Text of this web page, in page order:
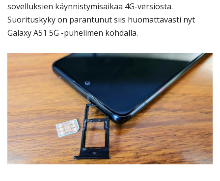
sovelluksien käynnistymisaikaa 4G-versiosta.
Suorituskyky on parantunut siis huomattavasti nyt
Galaxy A51 5G -puhelimen kohdalla.